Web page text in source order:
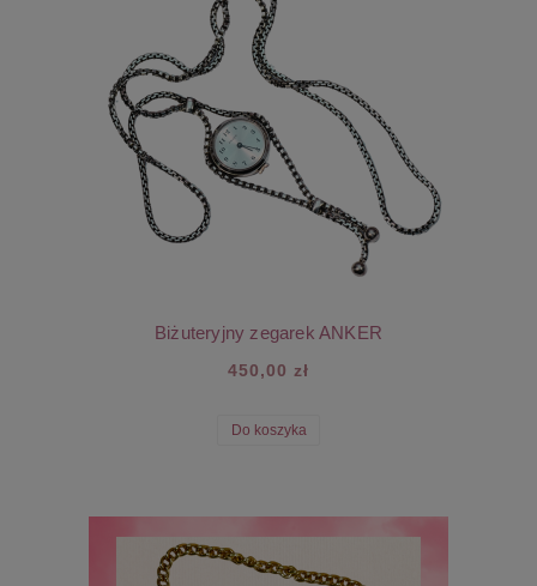
Biżuteryjny zegarek ANKER
450,00 zł
Do koszyka